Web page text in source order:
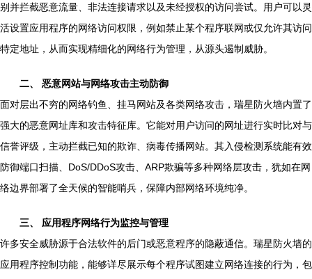
别并拦截恶意流量、非法连接请求以及未经授权的访问尝试。用户可以灵
活设置应用程序的网络访问权限，例如禁止某个程序联网或仅允许其访问
特定地址，从而实现精细化的网络行为管理，从源头遏制威胁。
二、 恶意网站与网络攻击主动防御
面对层出不穷的网络钓鱼、挂马网站及各类网络攻击，瑞星防火墙内置了
强大的恶意网址库和攻击特征库。它能对用户访问的网址进行实时比对与
信誉评级，主动拦截已知的欺诈、病毒传播网站。其入侵检测系统能有效
防御端口扫描、DoS/DDoS攻击、ARP欺骗等多种网络层攻击，犹如在网
络边界部署了全天候的智能哨兵，保障内部网络环境纯净。
三、 应用程序网络行为监控与管理
许多安全威胁源于合法软件的后门或恶意程序的隐蔽通信。瑞星防火墙的
应用程序控制功能，能够详尽展示每个程序试图建立网络连接的行为，包